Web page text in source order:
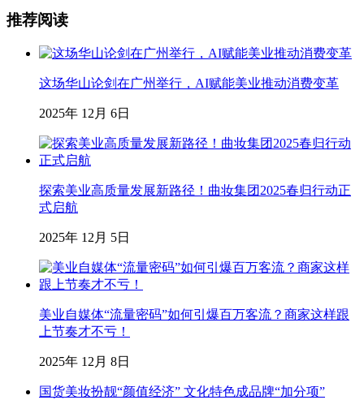
推荐阅读
这场华山论剑在广州举行，AI赋能美业推动消费变革
2025年 12月 6日
探索美业高质量发展新路径！曲妆集团2025春归行动正
式启航
2025年 12月 5日
美业自媒体“流量密码”如何引爆百万客流？商家这样跟
上节奏才不亏！
2025年 12月 8日
国货美妆扮靓“颜值经济” 文化特色成品牌“加分项”